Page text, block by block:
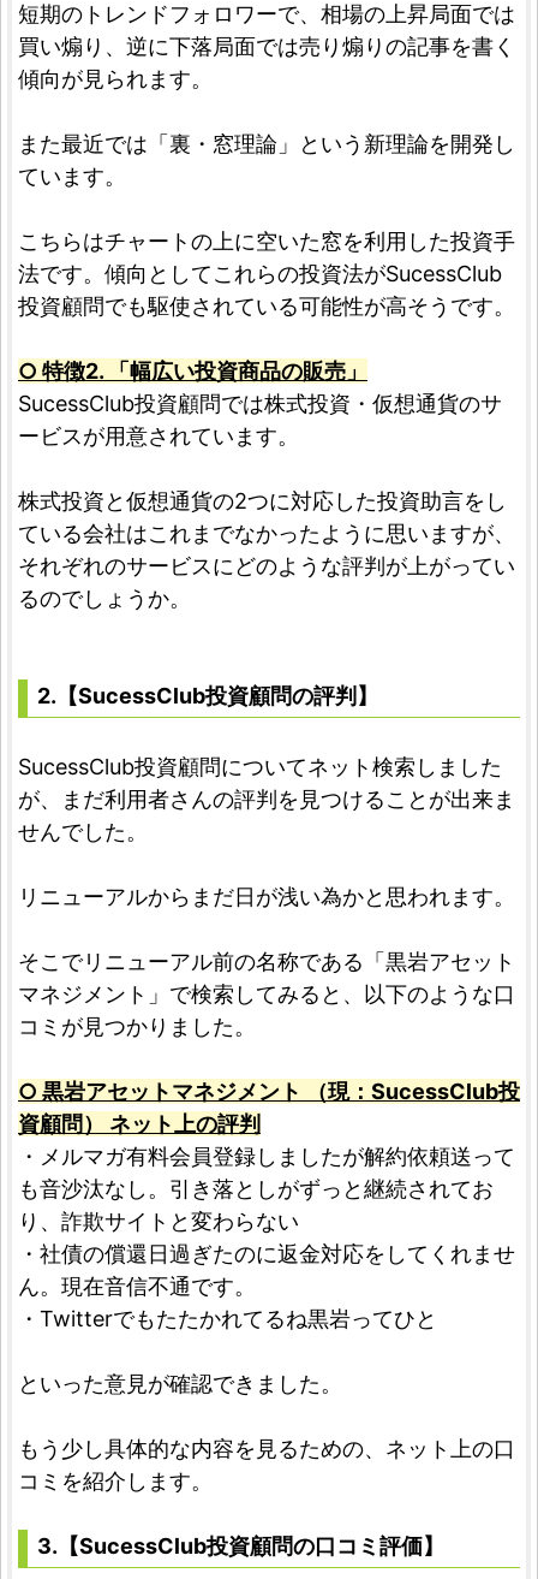
短期のトレンドフォロワーで、相場の上昇局面では
買い煽り、逆に下落局面では売り煽りの記事を書く
傾向が見られます。
また最近では「裏・窓理論」という新理論を開発し
ています。
こちらはチャートの上に空いた窓を利用した投資手
法です。傾向としてこれらの投資法がSucessClub
投資顧問でも駆使されている可能性が高そうです。
○ 特徴2. 「幅広い投資商品の販売」
SucessClub投資顧問では株式投資・仮想通貨のサ
ービスが用意されています。
株式投資と仮想通貨の2つに対応した投資助言をし
ている会社はこれまでなかったように思いますが、
それぞれのサービスにどのような評判が上がってい
るのでしょうか。
2.【SucessClub投資顧問の評判】
SucessClub投資顧問についてネット検索しました
が、まだ利用者さんの評判を見つけることが出来ま
せんでした。
リニューアルからまだ日が浅い為かと思われます。
そこでリニューアル前の名称である「黒岩アセット
マネジメント」で検索してみると、以下のような口
コミが見つかりました。
○ 黒岩アセットマネジメント （現：SucessClub投
資顧問） ネット上の評判
・メルマガ有料会員登録しましたが解約依頼送って
も音沙汰なし。引き落としがずっと継続されてお
り、詐欺サイトと変わらない
・社債の償還日過ぎたのに返金対応をしてくれませ
ん。現在音信不通です。
・Twitterでもたたかれてるね黒岩ってひと
といった意見が確認できました。
もう少し具体的な内容を見るための、ネット上の口
コミを紹介します。
3.【SucessClub投資顧問の口コミ評価】